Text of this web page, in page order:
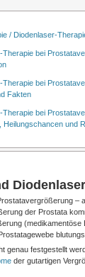
/ Diodenlaser-
Therapie bei
Therapie bei
Fakten
Therapie bei
Heilungschancen und
–
der Prostata
genau festgestellt
der gutartigen